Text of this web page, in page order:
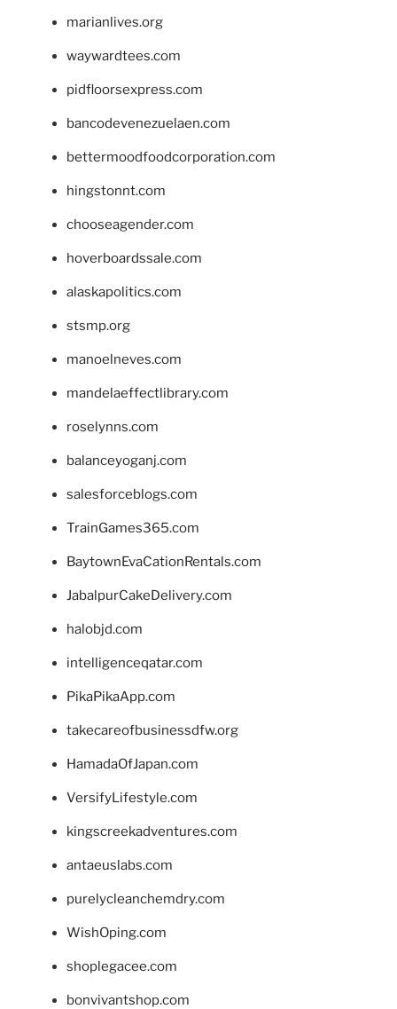
marianlives.org
waywardtees.com
pidfloorsexpress.com
bancodevenezuelaen.com
bettermoodfoodcorporation.com
hingstonnt.com
chooseagender.com
hoverboardssale.com
alaskapolitics.com
stsmp.org
manoelneves.com
mandelaeffectlibrary.com
roselynns.com
balanceyoganj.com
salesforceblogs.com
TrainGames365.com
BaytownEvaCationRentals.com
JabalpurCakeDelivery.com
halobjd.com
intelligenceqatar.com
PikaPikaApp.com
takecareofbusinessdfw.org
HamadaOfJapan.com
VersifyLifestyle.com
kingscreekadventures.com
antaeuslabs.com
purelycleanchemdry.com
WishOping.com
shoplegacee.com
bonvivantshop.com